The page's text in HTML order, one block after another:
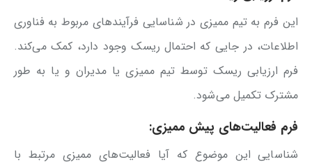
این فرم به تیم ممیزی در شناسایی فرآیندهای مربوط به فناوری
اطلاعات، در جایی که احتمال ریسک وجود دارد، کمک می‎‌کند.
فرم ارزیابی ریسک توسط تیم ممیزی یا مدیران و یا به طور
مشترک تکمیل می‌شود.
فرم فعالیت‌های پیش ممیزی:
شناسایی این موضوع که آیا فعالیت‌های ممیزی مرتبط با